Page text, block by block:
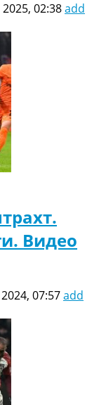
02:38add
Видео
07:57add